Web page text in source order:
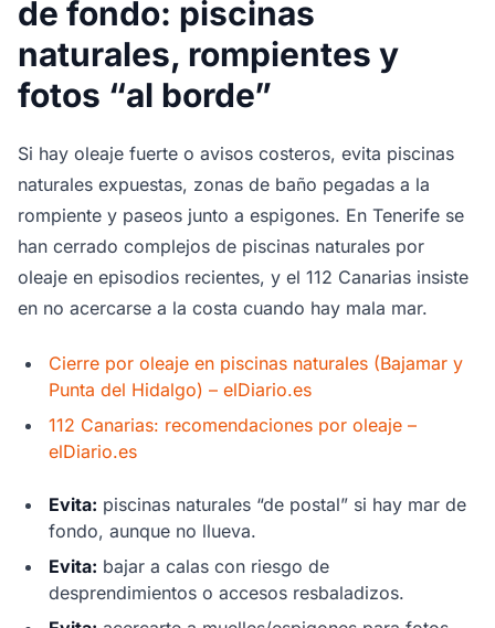
de fondo: piscinas
naturales, rompientes y
fotos “al borde”
Si hay oleaje fuerte o avisos costeros, evita piscinas
naturales expuestas, zonas de baño pegadas a la
rompiente y paseos junto a espigones. En Tenerife se
han cerrado complejos de piscinas naturales por
oleaje en episodios recientes, y el 112 Canarias insiste
en no acercarse a la costa cuando hay mala mar.
Cierre por oleaje en piscinas naturales (Bajamar y
Punta del Hidalgo) – elDiario.es
112 Canarias: recomendaciones por oleaje –
elDiario.es
Evita: piscinas naturales “de postal” si hay mar de
fondo, aunque no llueva.
Evita: bajar a calas con riesgo de
desprendimientos o accesos resbaladizos.